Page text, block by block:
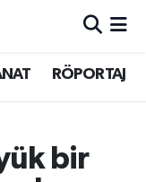
RÖPORTAJ
bir